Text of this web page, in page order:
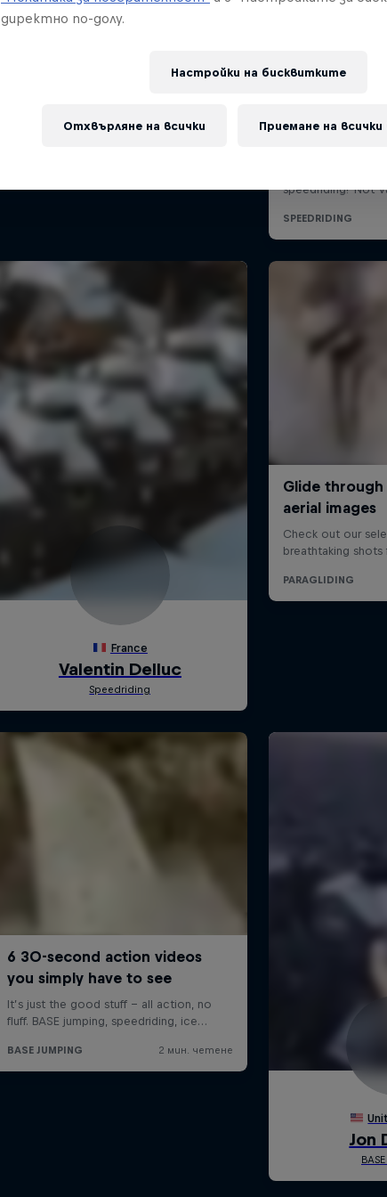
директно по-долу.
Настройки на бисквитките
Отхвърляне на всички Приемане на всички